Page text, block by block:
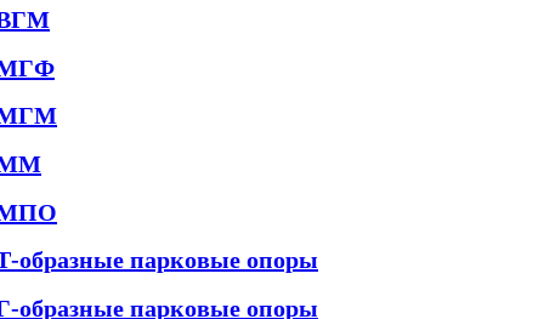
образные парковые опоры
образные парковые опоры